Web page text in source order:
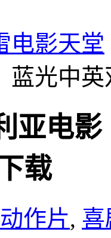
电影天堂
蓝光中英
亚电
载
动作片, 喜